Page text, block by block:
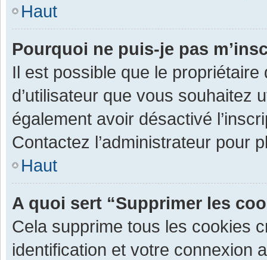
Haut
Pourquoi ne puis-je pas
Il est possible que le
d’utilisateur que vous souhaitez
également avoir désactivé
Contactez l’administrateur pour
Haut
A quoi sert “Supprimer les
Cela supprime tous les cookies
identification et votre connexion